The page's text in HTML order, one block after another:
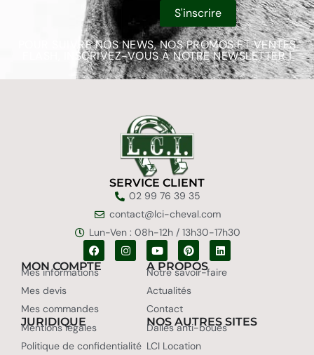
POUR SUIVRE NOS NEWS, NOS PROMOS ET VENTES
FLASH, INSCRIVEZ-VOUS À NOTRE NEWSLETTER !
SERVICE CLIENT
02 99 76 39 35
contact@lci-cheval.com
Lun-Ven : 08h-12h / 13h30-17h30
MON COMPTE
Mes informations
Mes devis
Mes commandes
JURIDIQUE
Mentions légales
Politique de confidentialité
A PROPOS
Notre savoir-faire
Actualités
Contact
NOS AUTRES SITES
Dalles anti-boues
LCI Location